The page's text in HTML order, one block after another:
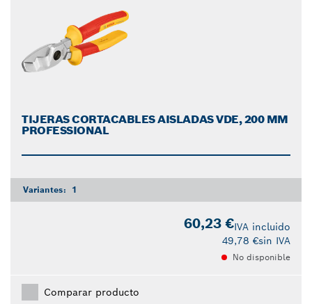
TIJERAS CORTACABLES AISLADAS VDE, 200 MM
PROFESSIONAL
Variantes: 1
60,23 €IVA incluido
49,78 €sin IVA
No disponible
Comparar producto